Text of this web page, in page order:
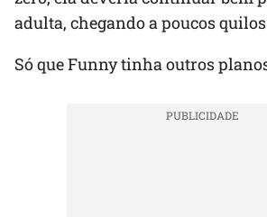
adulta, chegando a poucos
Só que Funny tinha outros